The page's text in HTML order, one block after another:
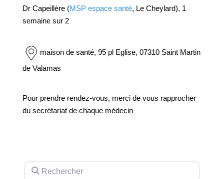
Dr Capeillère (MSP espace santé, Le Cheylard), 1
semaine sur 2
maison de santé, 95 pl Eglise, 07310 Saint Martin
de Valamas
Pour prendre rendez-vous, merci de vous rapprocher
du secrétariat de chaque médecin
Rechercher